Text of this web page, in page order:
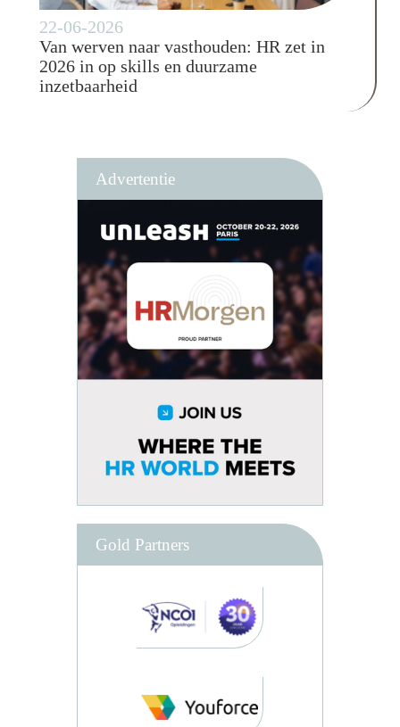
22-06-2026
Van werven naar vasthouden: HR zet in
2026 in op skills en duurzame
inzetbaarheid
Advertentie
Gold Partners